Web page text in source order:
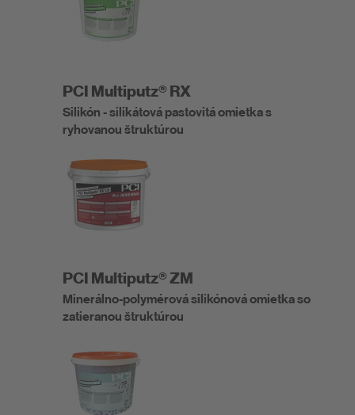
PCI Multiputz® RX
Silikón - silikátová pastovitá omietka s
ryhovanou štruktúrou
PCI Multiputz® ZM
Minerálno-polymérová silikónová omietka so
zatieranou štruktúrou